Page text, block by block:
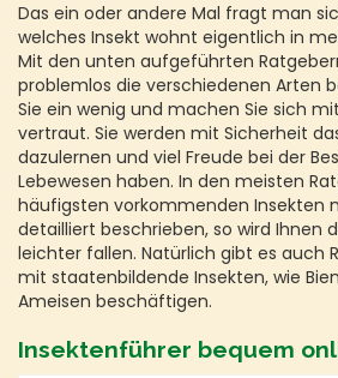
Das ein oder andere Mal fragt man
welches Insekt wohnt eigentlich in
Mit den unten aufgeführten
problemlos die verschiedenen Arten
Sie ein wenig und machen Sie sich
vertraut. Sie werden mit Sicherheit
dazulernen und viel Freude bei der
Lebewesen haben. In den meisten
häufigsten vorkommenden Insekten
detailliert beschrieben, so wird Ihnen
leichter fallen. Natürlich gibt es auch
mit staatenbildende Insekten, wie
Ameisen beschäftigen.
Insektenführer bequem